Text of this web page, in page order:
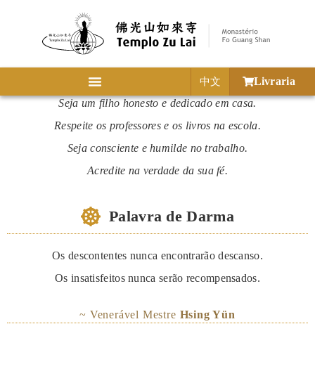
中文
Livraria
Seja um filho honesto e dedicado em casa.
Respeite os professores e os livros na escola.
Seja consciente e humilde no trabalho.
Acredite na verdade da sua fé.
Palavra de Darma
Os descontentes nunca encontrarão descanso.
Os insatisfeitos nunca serão recompensados.
~ Venerável Mestre Hsing Yün